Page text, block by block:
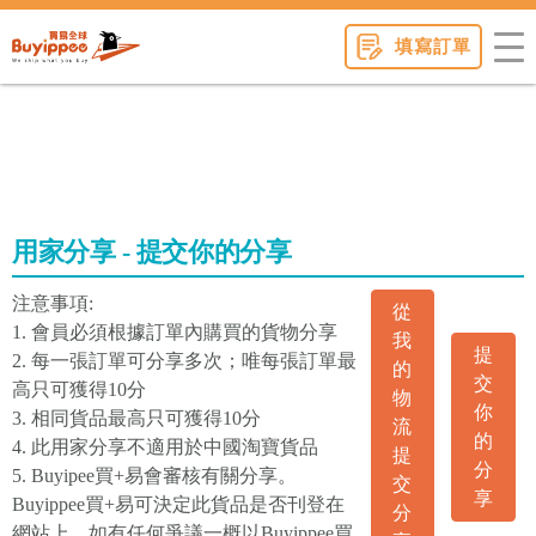
填寫訂單
用家分享 - 提交你的分享
注意事項:
1. 會員必須根據訂單內購買的貨物分享
2. 每一張訂單可分享多次；唯每張訂單最
高只可獲得10分
3. 相同貨品最高只可獲得10分
4. 此用家分享不適用於中國淘寶貨品
5. Buyipee買+易會審核有關分享。
Buyippee買+易可決定此貨品是否刊登在
從
我
的
物
流
提
交
分
提
交
你
的
分
享